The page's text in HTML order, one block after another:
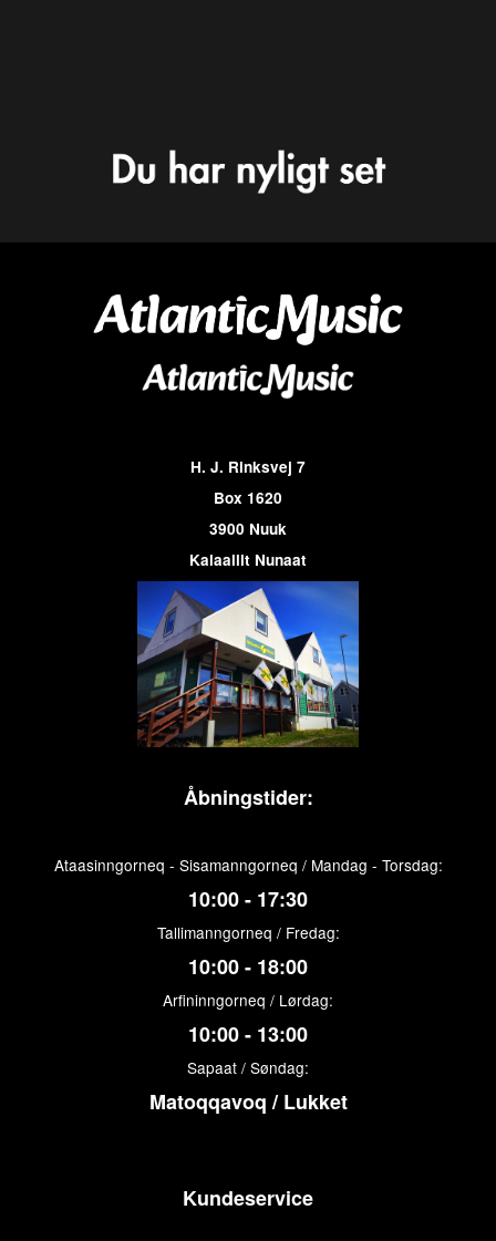
H. J. Rinksvej 7
Box 1620
3900 Nuuk
Kalaallit Nunaat
Åbningstider:
Ataasinngorneq - Sisamanngorneq / Mandag - Torsdag:
10:00 - 17:30
Tallimanngorneq / Fredag:
10:00 - 18:00
Arfininngorneq / Lørdag:
10:00 - 13:00
Sapaat / Søndag:
Matoqqavoq / Lukket
Kundeservice